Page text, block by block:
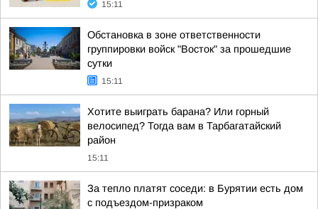
15:11
Обстановка в зоне ответственности
группировки войск "Восток" за прошедшие
сутки
15:11
Хотите выиграть барана? Или горный
велосипед? Тогда вам в Тарбагатайский
район
15:11
За тепло платят соседи: в Бурятии есть дом
с подъездом-призраком